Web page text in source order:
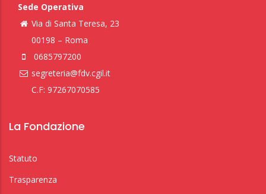
Sede Operativa
Via di Santa Teresa, 23
00198 – Roma
0685797200
segreteria@fdv.cgil.it
C.F: 97267070585
La Fondazione
Statuto
Trasparenza